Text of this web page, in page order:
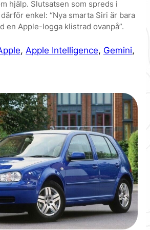
hjälp. Slutsatsen som spreds i
enkel: “Nya smarta Siri är bara
en Apple-logga klistrad ovanpå”.
, Apple Intelligence, Gemini